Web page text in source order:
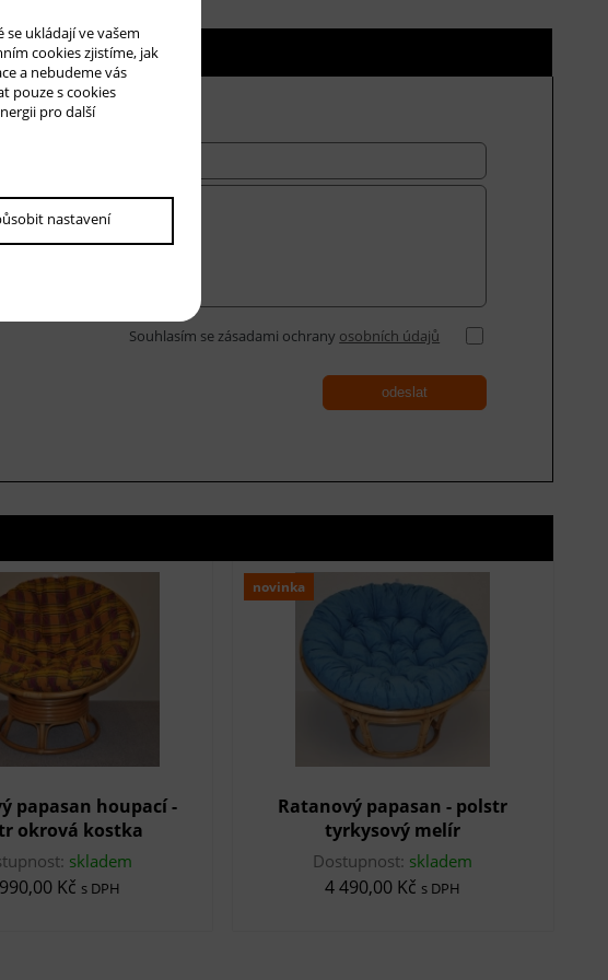
Hlídání ceny
Souhlasím se zásadami ochrany osobních údajů
odeslat
papasan houpací -
okrová kostka
skladem
Kč s DPH
novinka
Ratanový papasan - polstr
tyrkysový melír
Dostupnost: skladem
4 490,00 Kč s DPH
se ukládají ve vašem
cookies zjistíme, jak
a nebudeme vás
pouze s cookies
pro další
nastavení